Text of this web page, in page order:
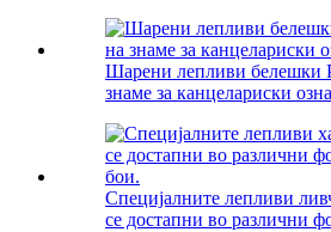
Шарени лепливи белешки
знаме за канцелариски
Специјалните лепливи
се достапни во различни